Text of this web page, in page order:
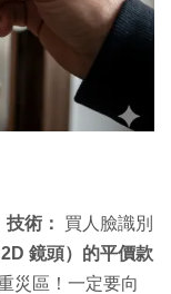
術：
買人臉識別
鏡頭）的平價款
災區！一定要向